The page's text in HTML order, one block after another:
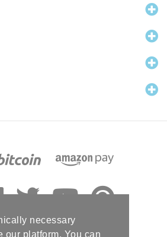
necessary
our platform. You can